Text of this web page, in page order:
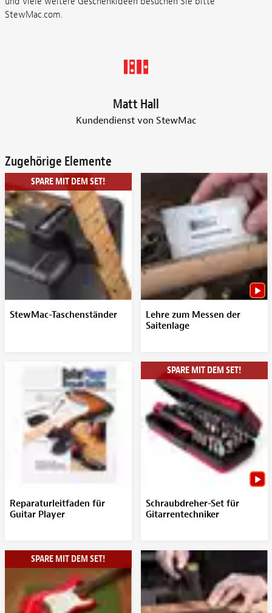
StewMac.com.
Matt Hall
Kundendienst von StewMac
Zugehörige Elemente
SPARE MIT DEM SET!
StewMac-Taschenständer
Lehre zum Messen der
Saitenlage
Reparaturleitfaden für
Guitar Player
SPARE MIT DEM SET!
Schraubdreher-Set für
Gitarrentechniker
SPARE MIT DEM SET!